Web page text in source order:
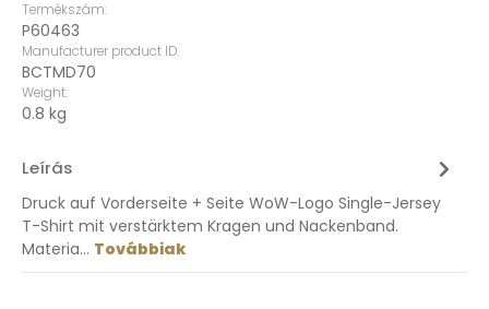
Termékszám:
P60463
Manufacturer product ID:
BCTMD70
Weight:
0.8 kg
Leírás
Druck auf Vorderseite + Seite WoW-Logo Single-Jersey
T-Shirt mit verstärktem Kragen und Nackenband.
Materia… Továbbiak